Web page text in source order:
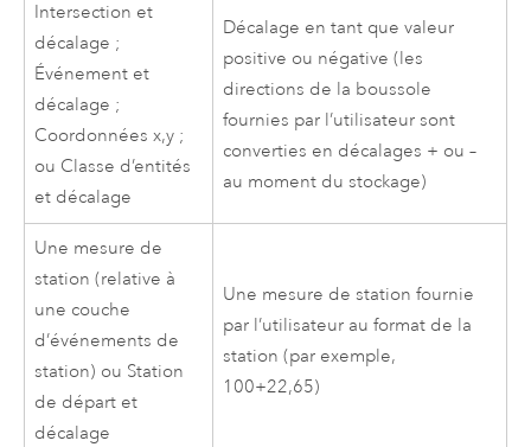
Intersection et
décalage ;
Événement et
décalage ;
Coordonnées x,y ;
ou Classe d’entités
et décalage
Décalage en tant que valeur
positive ou négative (les
directions de la boussole
fournies par l’utilisateur sont
converties en décalages + ou –
au moment du stockage)
Une mesure de
station (relative à
une couche
d’événements de
station) ou Station
de départ et
décalage
Une mesure de station fournie
par l’utilisateur au format de la
station (par exemple,
100+22,65)